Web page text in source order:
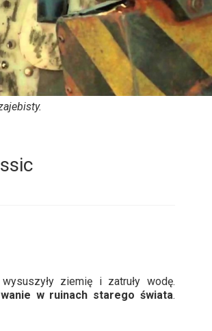
ziemię i zatruły wodę.
w ruinach starego świata.